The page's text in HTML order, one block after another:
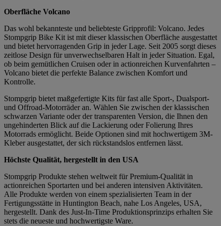
Oberfläche Volcano
Das wohl bekannteste und beliebteste Gripprofil: Volcano. Jedes
Stompgrip Bike Kit ist mit dieser klassischen Oberfläche ausgestattet
und bietet hervorragenden Grip in jeder Lage. Seit 2005 sorgt dieses
zeitlose Design für unverwechselbaren Halt in jeder Situation. Egal,
ob beim gemütlichen Cruisen oder in actionreichen Kurvenfahrten –
Volcano bietet die perfekte Balance zwischen Komfort und
Kontrolle.
Stompgrip bietet maßgefertigte Kits für fast alle Sport-, Dualsport-
und Offroad-Motorräder an. Wählen Sie zwischen der klassischen
schwarzen Variante oder der transparenten Version, die Ihnen den
ungehinderten Blick auf die Lackierung oder Folierung Ihres
Motorrads ermöglicht. Beide Optionen sind mit hochwertigem 3M-
Kleber ausgestattet, der sich rückstandslos entfernen lässt.
Höchste Qualität, hergestellt in den USA
Stompgrip Produkte stehen weltweit für Premium-Qualität in
actionreichen Sportarten und bei anderen intensiven Aktivitäten.
Alle Produkte werden von einem spezialisierten Team in der
Fertigungsstätte in Huntington Beach, nahe Los Angeles, USA,
hergestellt. Dank des Just-In-Time Produktionsprinzips erhalten Sie
stets die neueste und hochwertigste Ware.